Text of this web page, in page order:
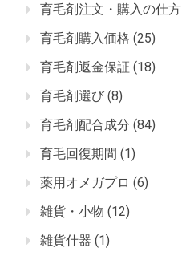
育毛剤注文・購入の仕方
育毛剤購入価格 (25)
育毛剤返金保証 (18)
育毛剤選び (8)
育毛剤配合成分 (84)
育毛回復期間 (1)
薬用オメガプロ (6)
雑貨・小物 (12)
雑貨什器 (1)